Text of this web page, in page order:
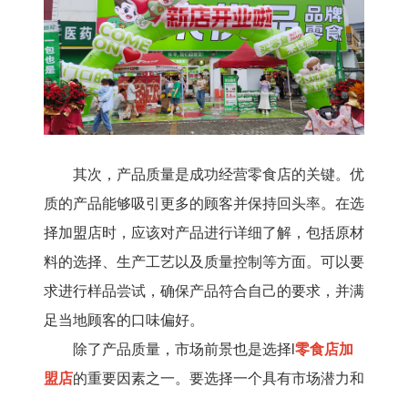
其次，产品质量是成功经营零食店的关键。优
质的产品能够吸引更多的顾客并保持回头率。在选
择加盟店时，应该对产品进行详细了解，包括原材
料的选择、生产工艺以及质量控制等方面。可以要
求进行样品尝试，确保产品符合自己的要求，并满
足当地顾客的口味偏好。
除了产品质量，市场前景也是选择l 零食店加
盟店的重要因素之一。要选择一个具有市场潜力和